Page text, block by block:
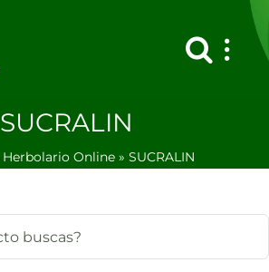
SUCRALIN
Herbolario Online» SUCRALIN